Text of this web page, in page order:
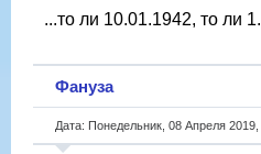
...то ли 10.01.1942, то ли
Фануза
Дата: Понедельник, 08 Апреля